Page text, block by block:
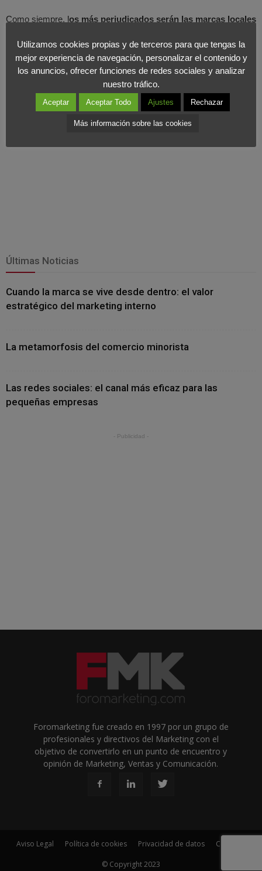
Como siempre, los más perjudicados serán las marcas locales
presión de estos dos gigantes unidos pondrá a prueba la
resistencia de más de una.
Últimas Noticias
Cuando la marca se vive desde dentro: el valor
estratégico del marketing interno
La metamorfosis del comercio minorista
Las redes sociales: el canal más eficaz para las
pequeñas empresas
- Publicidad -
Foromarketing fue creado en 1997 por un grupo de
profesionales y directivos del Marketing con el
objetivo de convertirlo en un punto de encuentro y
opinión de Marketing, Ventas y Comunicación.
Aviso Legal Política de cookies Privacidad de datos Contacto
© Copyright 2023
Utilizamos cookies propias y de terceros para que tengas la
mejor experiencia de navegación, personalizar el contenido y
los anuncios, ofrecer funciones de redes sociales y analizar
nuestro tráfico.
Aceptar Aceptar Todo Ajustes Rechazar
Más información sobre las cookies